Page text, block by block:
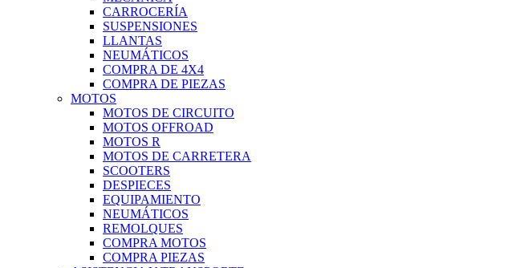
CARROCERÍA
SUSPENSIONES
LLANTAS
NEUMÁTICOS
COMPRA DE 4X4
COMPRA DE PIEZAS
MOTOS
MOTOS DE CIRCUITO
MOTOS OFFROAD
MOTOS R
MOTOS DE CARRETERA
SCOOTERS
DESPIECES
EQUIPAMIENTO
NEUMÁTICOS
REMOLQUES
COMPRA MOTOS
COMPRA PIEZAS